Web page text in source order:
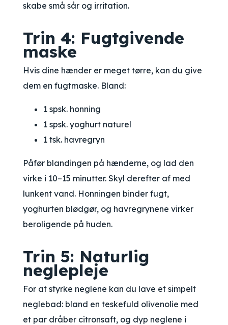
skabe små sår og irritation.
Trin 4: Fugtgivende
maske
Hvis dine hænder er meget tørre, kan du give
dem en fugtmaske. Bland:
1 spsk. honning
1 spsk. yoghurt naturel
1 tsk. havregryn
Påfør blandingen på hænderne, og lad den
virke i 10–15 minutter. Skyl derefter af med
lunkent vand. Honningen binder fugt,
yoghurten blødgør, og havregrynene virker
beroligende på huden.
Trin 5: Naturlig
neglepleje
For at styrke neglene kan du lave et simpelt
neglebad: bland en teskefuld olivenolie med
et par dråber citronsaft, og dyp neglene i